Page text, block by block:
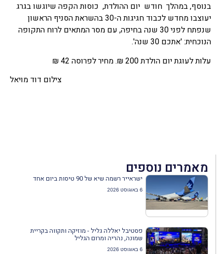
בנוסף, במהלך חודש יום ההולדת, כוסות הקפה שיוגשו בגרג
יעוצבו מחדש לכבוד חגיגות ה-30 בהשראת הסניף הראשון
שנפתח לפני 30 שנה בחיפה, עם מסר המתאים לרוח התקופה
הנוכחית: 'אתכם 30 שנה'.
עלות לעוגת יום הולדת 200 ₪. מחיר לפרוסה 42 ₪
צילום דוד מויאל
מאמרים נוספים
ישראייר רשמה שיא של 90 טיסות ביום אחד
6 באוגוסט 2026
פסטיבל יאללה גליל - מוזיקה ותקווה בקריית
שמונה, נהריה ומרום הגליל
6 באוגוסט 2026